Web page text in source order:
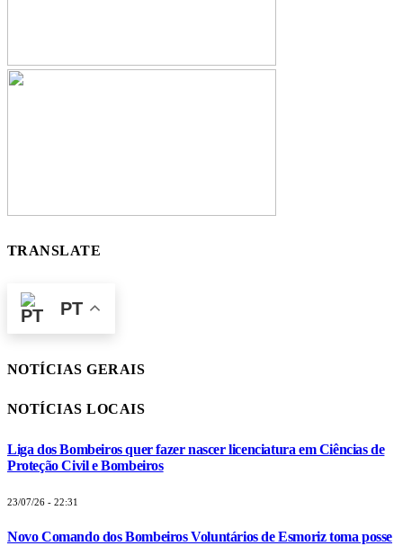
TRANSLATE
PT
NOTÍCIAS GERAIS
NOTÍCIAS LOCAIS
Liga dos Bombeiros quer fazer nascer licenciatura em Ciências de
Proteção Civil e Bombeiros
23/07/26 - 22:31
Novo Comando dos Bombeiros Voluntários de Esmoriz toma posse